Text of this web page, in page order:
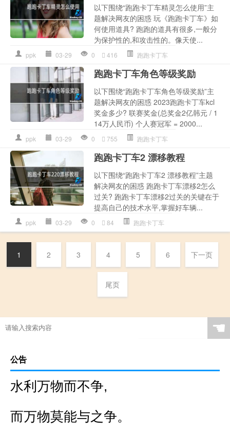
以下围绕“跑跑卡丁车精灵怎么使用”主
题解决网友的困惑 玩《跑跑卡丁车》如
何使用道具? 跑跑的道具有很多,一般分
为保护性的,和攻击性的。像天使...
ppk 03-29 0 416 跑跑卡丁车
跑跑卡丁车角色等级奖励
以下围绕“跑跑卡丁车角色等级奖励”主
题解决网友的困惑 2023跑跑卡丁车kcl
奖金多少? 联赛奖金(总奖金2亿韩元 / 1
14万人民币) 个人赛冠军 = 2000...
ppk 03-29 0 755 跑跑卡丁车
跑跑卡丁车2 漂移教程
以下围绕“跑跑卡丁车2 漂移教程”主题
解决网友的困惑 跑跑卡丁车漂移2怎么
过关? 跑跑卡丁车漂移2过关的关键在于
提高自己的技术水平,掌握好车辆...
ppk 03-29 0 84 跑跑卡丁车
1 2 3 4 5 6 下一页
尾页
☚
公告
水利万物而不争,
而万物莫能与之争。